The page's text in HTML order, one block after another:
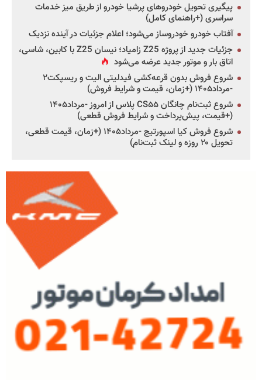
پیگیری تحویل خودروهای پرشیا خودرو از طریق میز خدمات
سراسری (+راهنمای کامل)
آفتاب خودرو خودروساز می‌شود؛ اعلام جزئیات در آینده نزدیک
جزئیات جدید از پروژه Z25 زامیاد؛ نیسان Z25 با کابین، شاسی،
اتاق بار و موتور جدید عرضه می‌شود
شروع فروش بدون قرعه‌کشی فیدلیتی الیت و ریسپکت۲
-مرداد۱۴۰۵ (+زمان، قیمت و شرایط فروش)
شروع ثبت‌نام چانگان CS۵۵ پلاس از امروز -مرداد۱۴۰۵
(+قیمت، پیش‌پرداخت و شرایط فروش قطعی)
شروع فروش کیا اسپورتیج -مرداد۱۴۰۵ (+زمان، قیمت قطعی،
تحویل ۲۰ روزه و لینک ثبت‌نام)